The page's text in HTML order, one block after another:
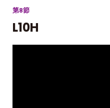
第8節
L10H